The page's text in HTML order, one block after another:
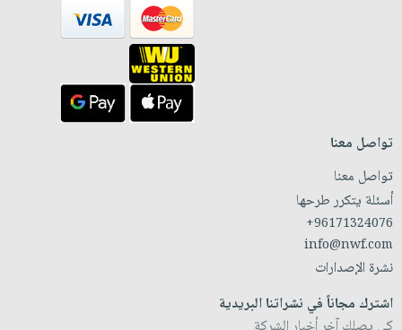
تواصل معنا
تواصل معنا
أسئلة يتكرر طرحها
+96171324076
info@nwf.com
نشرة الإصدارات
اشترك مجاناً في نشراتنا البريدية